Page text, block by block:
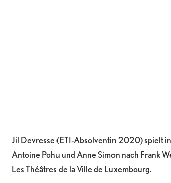
Jil Devresse (ETI-Absolventin 2020) spielt in
Antoine Pohu und Anne Simon nach Frank
Les Théâtres de la Ville de Luxembourg.